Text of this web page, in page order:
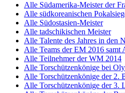
Alle Südamerika-Meister der
Alle südkoreanischen
Alle Südostasien-Meister
Alle tadschikischen Meister
Alle Talente des Jahres in den
Alle Teams der EM 2016 samt
Alle Teilnehmer der WM 2014
Alle Torschützenkönige bei
Alle Torschützenkönige der 2.
Alle Torschützenkönige der 3.